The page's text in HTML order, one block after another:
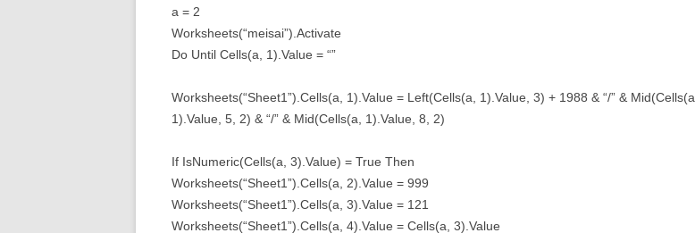
a = 2
Worksheets(“meisai”).Activate
Do Until Cells(a, 1).Value = “”
Worksheets(“Sheet1”).Cells(a, 1).Value = Left(Cells(a, 1).Value, 3) + 1988 & “/” & Mid(Cells(a,
1).Value, 5, 2) & “/” & Mid(Cells(a, 1).Value, 8, 2)
If IsNumeric(Cells(a, 3).Value) = True Then
Worksheets(“Sheet1”).Cells(a, 2).Value = 999
Worksheets(“Sheet1”).Cells(a, 3).Value = 121
Worksheets(“Sheet1”).Cells(a, 4).Value = Cells(a, 3).Value